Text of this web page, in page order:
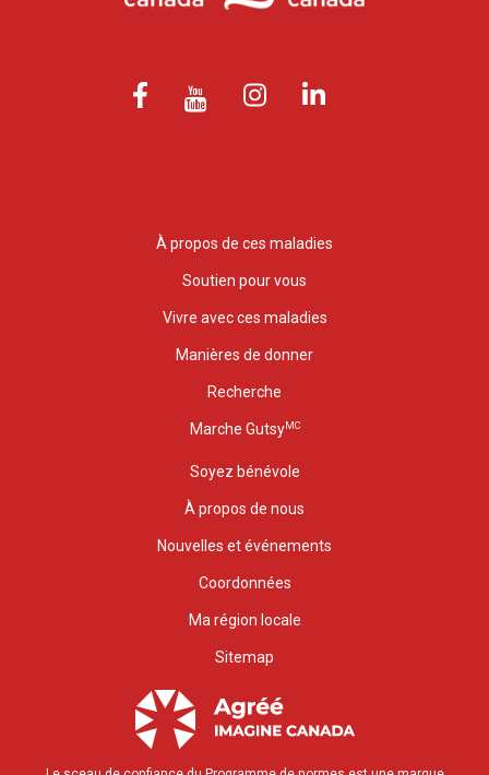
À propos de ces maladies
Soutien pour vous
Vivre avec ces maladies
Manières de donner
Recherche
Marche GutsyMC
Soyez bénévole
À propos de nous
Nouvelles et événements
Coordonnées
Ma région locale
Sitemap